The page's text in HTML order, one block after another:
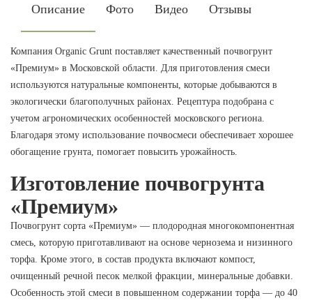
Описание Фото Видео Отзывы
Компания Organic Grunt поставляет качественный почвогрунт
«Премиум» в Московской области. Для приготовления смеси
используются натуральные компоненты, которые добываются в
экологически благополучных районах. Рецептура подобрана с
учетом агрономических особенностей московского региона.
Благодаря этому использование почвосмеси обеспечивает хорошее
обогащение грунта, помогает повысить урожайность.
Изготовление почвогрунта
«Премиум»
Почвогрунт сорта «Премиум» — плодородная многокомпонентная
смесь, которую приготавливают на основе чернозема и низинного
торфа. Кроме этого, в состав продукта включают компост,
очищенный речной песок мелкой фракции, минеральные добавки.
Особенность этой смеси в повышенном содержании торфа — до 40